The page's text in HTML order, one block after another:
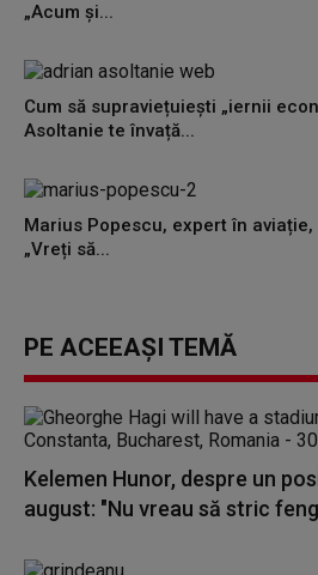
„Acum și...
Cum să supraviețuiești „iernii
Asoltanie te învață...
Marius Popescu, expert în
„Vreți să...
PE ACEEAȘI TEMĂ
Kelemen Hunor, despre un
august: "Nu vreau să stric